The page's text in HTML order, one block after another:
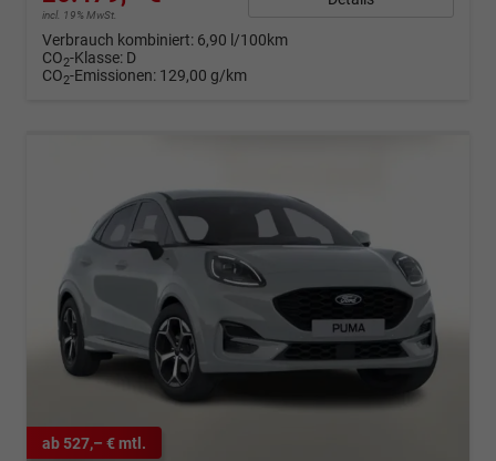
incl. 19% MwSt.
Verbrauch kombiniert: 6,90 l/100km
CO2-Klasse: D
CO2-Emissionen: 129,00 g/km
ab 527,– € mtl.